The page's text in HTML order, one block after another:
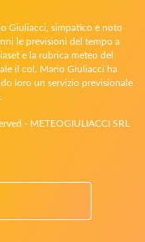
Giuliacci, simpatico e noto
le previsioni del tempo a
e la rubrica meteo del
il col. Mario Giuliacci ha
loro un servizio previsionale
- METEOGIULIACCI SRL